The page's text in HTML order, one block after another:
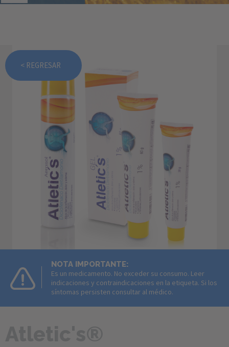
< REGRESAR
NOTA IMPORTANTE:
Es un medicamento. No exceder su consumo. Leer
indicaciones y contraindicaciones en la etiqueta. Si los
síntomas persisten consultar al médico.